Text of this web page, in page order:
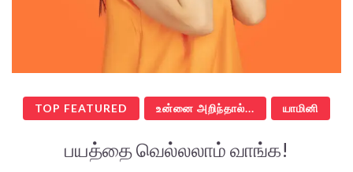
TOP FEATURED உன்னை அறிந்தால்... யாமினி
பயத்தை வெல்லலாம் வாங்க!